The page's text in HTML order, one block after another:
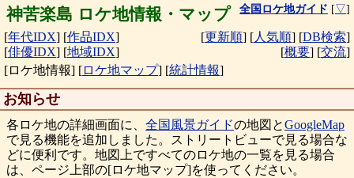
神苦楽島 ロケ地情報・マップ 全国ロケ地ガイド [▽]
[年代IDX] [作品IDX]
[俳優IDX] [地域IDX]
[更新順] [人気順] [DB検索]
[概要] [交流]
[ロケ地情報] [ロケ地マップ] [統計情報]
お知らせ
各ロケ地の詳細画面に、 全国風景ガイドの地図とGoogleMap
で見る機能を追加しました。ストリートビューで見る場合な
どに便利です。地図上ですべてのロケ地の一覧を見る場合
は、ページ上部の[ロケ地マップ]を使ってください。